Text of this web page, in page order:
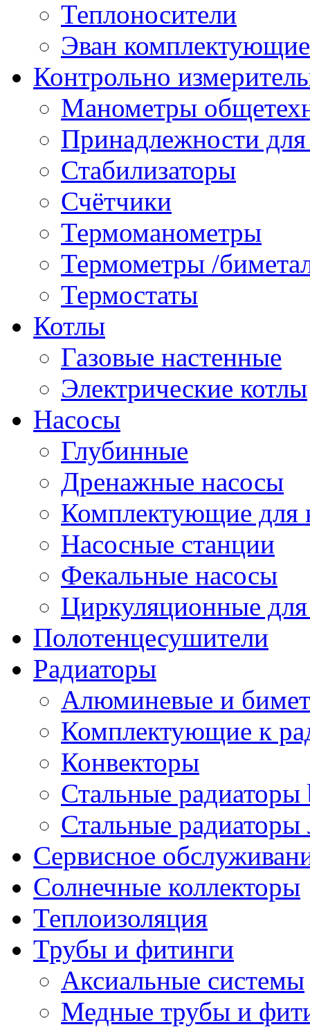
Теплоносители
Эван комплектующие
Контрольно
Манометры
Принадлежности
Стабилизаторы
Счётчики
Термоманометры
Термометры /
Термостаты
Котлы
Газовые настенные
Электрические котлы
Насосы
Глубинные
Дренажные насосы
Комплектующие для
Насосные станции
Фекальные насосы
Циркуляционные для
Полотенцесушители
Радиаторы
Алюминевые и
Комплектующие к
Конвекторы
Стальные радиаторы
Стальные радиаторы
Сервисное
Солнечные коллекторы
Теплоизоляция
Трубы и фитинги
Аксиальные системы
Медные трубы и